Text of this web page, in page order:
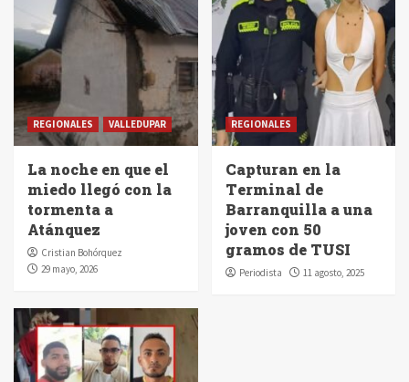
REGIONALES VALLEDUPAR
La noche en que el
miedo llegó con la
tormenta a
Atánquez
Cristian Bohórquez
29 mayo, 2026
REGIONALES
Capturan en la
Terminal de
Barranquilla a una
joven con 50
gramos de TUSI
Periodista 11 agosto, 2025